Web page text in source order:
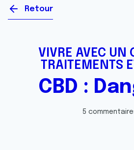
Retour
VIVRE AVEC UN
TRAITEMENTS
CBD :
5